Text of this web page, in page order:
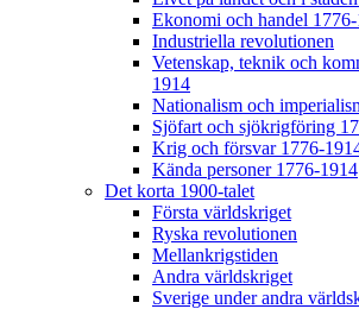
Ekonomi och handel
Industriella revolutionen
Vetenskap, teknik och
1914
Nationalism och
Sjöfart och sjökrigföring
Krig och försvar 1776-
Kända personer 1776-1914
Det korta 1900-talet
Första världskriget
Ryska revolutionen
Mellankrigstiden
Andra världskriget
Sverige under andra